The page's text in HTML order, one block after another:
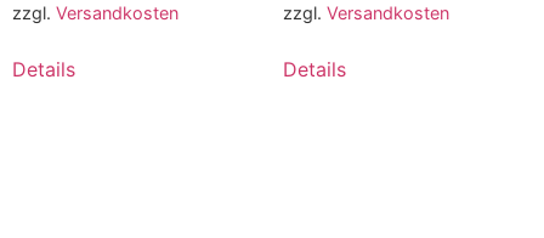
zzgl. Versandkosten
Details
zzgl. Versandkosten
Details